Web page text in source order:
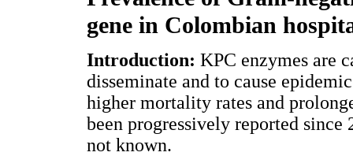
gene in Colombian
Introduction: KPC enzymes are
disseminate and to cause
higher mortality rates and
been progressively reported
not known.